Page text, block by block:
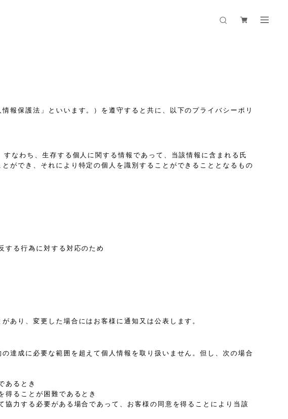
報保護法」といいます。）を遵守すると共に、以下のプライバシーポリ
なわち、生存する個人に関する情報であって、当該情報に含まれる氏
ができ、それにより特定の個人を識別することができることとなるもの
する行為に対する対応のため
あり、変更した場合にはお客様に通知又は公表します。
達成に必要な範囲を超えて個人情報を取り扱いません。但し、次の場合
あるとき
得ることが困難であるとき
力する必要がある場合であって、お客様の同意を得ることにより当該